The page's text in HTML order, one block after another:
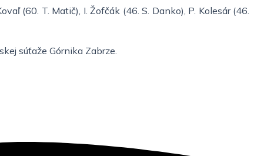
(60. T. Matič), I. Žofčák (46. S. Danko), P. Kolesár (46.
súťaže Górnika Zabrze.